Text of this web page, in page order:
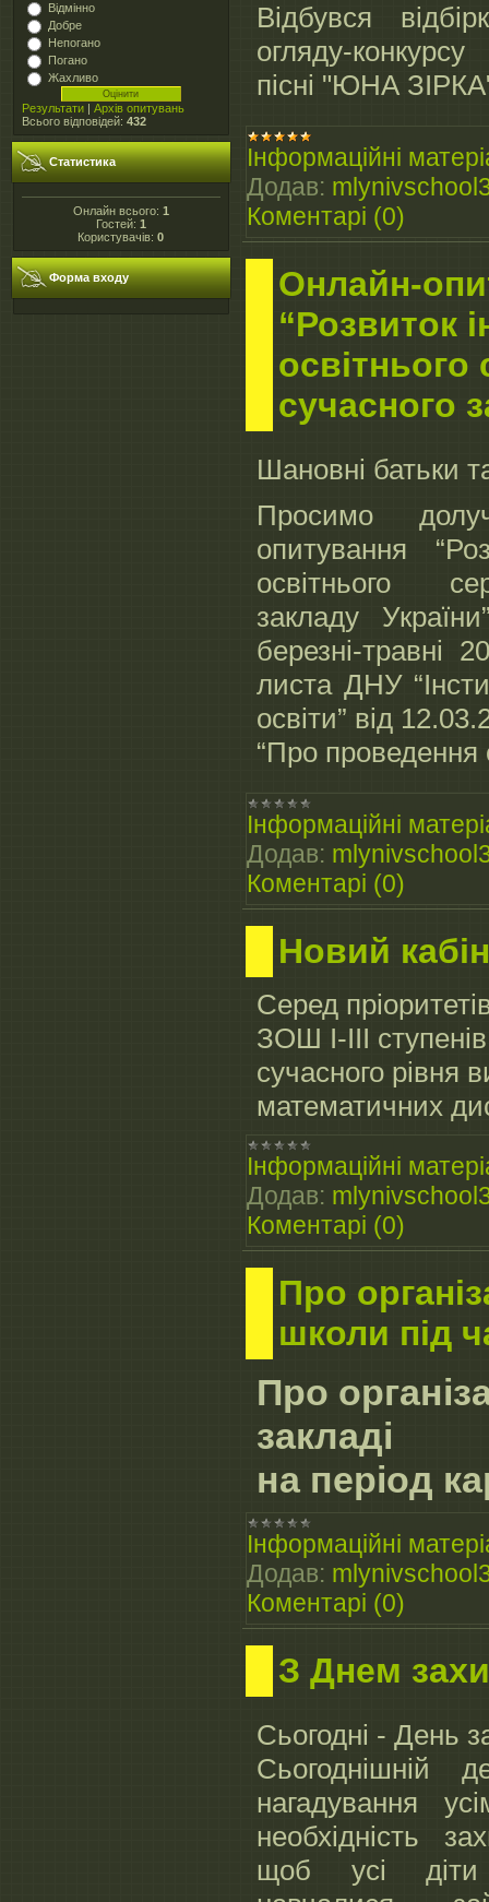
Відмінно
Добре
Непогано
Погано
Жахливо
Результати | Архів опитувань
Всього відповідей: 432
Статистика
Онлайн всього: 1
Гостей: 1
Користувачів:0
Форма входу
Відбувся
огляду-
пісні "ЮНА
Інформаційні
Додав:
Коментарі (0)
Онлайн-
“Розвиток
сучасного
Шановні батьки
Просимо
опитування
освітнього
закладу
березні-травні
листа ДНУ
освіти” від
“Про проведення
Інформаційні
Додав:
Коментарі (0)
Новий
Серед
ЗОШ І-ІІІ
сучасного рівня
математичних
Інформаційні
Додав:
Коментарі (0)
Про
школи під
Про
закладі
на період
Інформаційні
Додав:
Коментарі (0)
З Днем
Сьогодні - День
нагадування
необхідність
щоб усі